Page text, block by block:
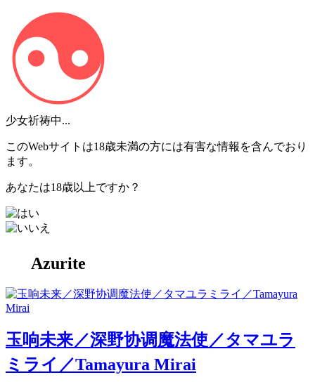
少女祈祷中...
このWebサイトは18歳未満の方には有害な情報を含んでおり
ます。
あなたは18歳以上ですか？
Azurite
玉响未来／深野协调魔法使／タマユラ
ミライ／Tamayura Mirai